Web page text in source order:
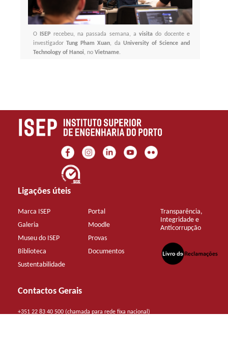
O ISEP recebeu, na passada semana, avisita do docente e
investigador Tung Pham Xuan, da University of Science and
Technology of Hanoi, no Vietname.
Ligações úteis
Marca ISEP
Galeria
Museu do ISEP
Biblioteca
Sustentabilidade
Portal
Moodle
Provas
Documentos
Transparência,
Integridade e
Anticorrupção
Contactos Gerais
+351 22 83 40 500 (chamada para rede fixa nacional)